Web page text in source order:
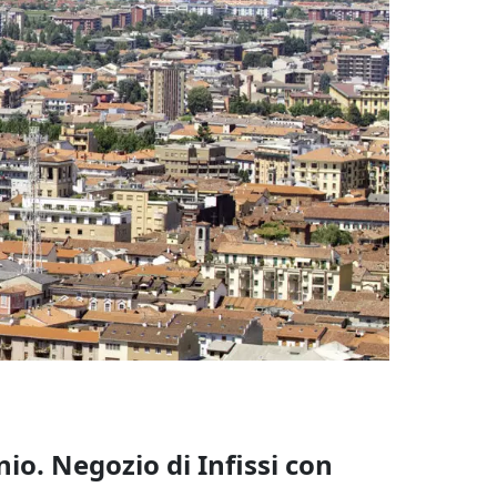
Negozio di Infissi con